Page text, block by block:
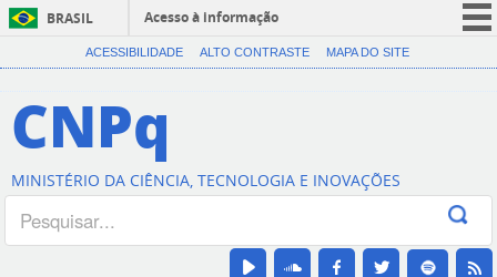
BRASIL
Acesso à informação
CORONAVÍRUS (COVID-19)
Canais
ACESSIBILIDADE ALTO CONTRASTE MAPA DO SITE
CNPq
MINISTÉRIO DA CIÊNCIA, TECNOLOGIA E INOVAÇÕES